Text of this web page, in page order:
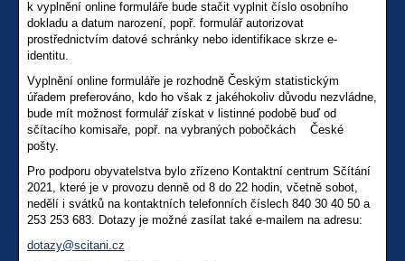
k vyplnění online formuláře bude stačit vyplnit číslo osobního
dokladu a datum narození, popř. formulář autorizovat
prostřednictvím datové schránky nebo identifikace skrze e-
identitu.
Vyplnění online formuláře je rozhodně Českým statistickým
úřadem preferováno, kdo ho však z jakéhokoliv důvodu nezvládne,
bude mít možnost formulář získat v listinné podobě buď od
sčítacího komisaře, popř. na vybraných pobočkách České
pošty.
Pro podporu obyvatelstva bylo zřízeno Kontaktní centrum Sčítání
2021, které je v provozu denně od 8 do 22 hodin, včetně sobot,
nedělí i svátků na kontaktních telefonních číslech 840 30 40 50 a
253 253 683. Dotazy je možné zasílat také e-mailem na adresu:
dotazy@scitani.cz